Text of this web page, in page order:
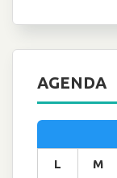
AGENDA
L M